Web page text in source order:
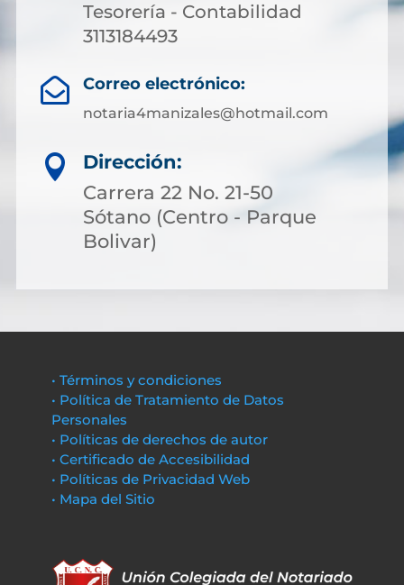
Tesorería - Contabilidad
3113184493
 Correo electrónico:
notaria4manizales@hotmail.com

Dirección:
Carrera 22 No. 21-50
Sótano (Centro - Parque
Bolivar)
• Términos y condiciones
• Política de Tratamiento de Datos
Personales
• Políticas de derechos de autor
• Certificado de Accesibilidad
• Políticas de Privacidad Web
• Mapa del Sitio